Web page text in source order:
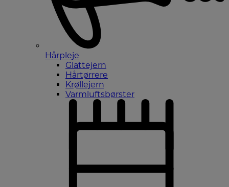
Hårpleje
Glattejern
Hårtørrere
Krøllejern
Varmluftsbørster